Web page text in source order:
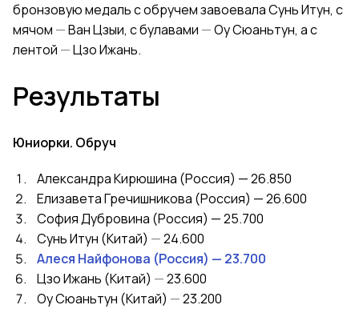
бронзовую медаль с обручем завоевала Сунь Итун, с
мячом —Ван Цзыи, с булавами —Оу Сюаньтун, а с
лентой —Цзо Ижань.
Результаты
Юниорки. Обруч
Александра Кирюшина (Россия) — 26.850
Елизавета Гречишникова (Россия) — 26.600
София Дубровина (Россия) — 25.700
Сунь Итун (Китай) —24.600
Алеся Найфонова (Россия) — 23.700
Цзо Ижань (Китай) —23.600
Оу Сюаньтун (Китай) —23.200